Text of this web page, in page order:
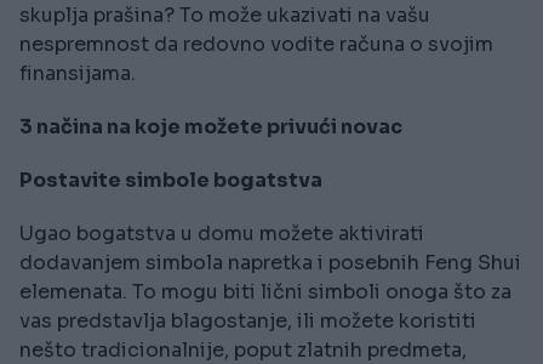
skuplja prašina? To može ukazivati na vašu
nespremnost da redovno vodite računa o svojim
finansijama.
3 načina na koje možete privući novac
Postavite simbole bogatstva
Ugao bogatstva u domu možete aktivirati
dodavanjem simbola napretka i posebnih Feng Shui
elemenata. To mogu biti lični simboli onoga što za
vas predstavlja blagostanje, ili možete koristiti
nešto tradicionalnije, poput zlatnih predmeta,